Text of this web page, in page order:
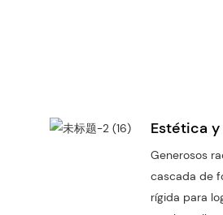
Estética
Generosos
cascada de
rígida para